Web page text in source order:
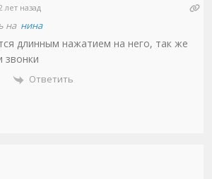
лет назад
на нина
длинным нажатием на него, так же
звонки
Ответить